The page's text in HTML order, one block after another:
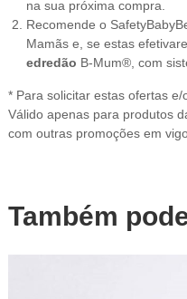
na sua próxima compra.
Recomende o
Mamãs e, se estas
edredão B-Mum®, com
* Para solicitar estas ofertas
Válido apenas para produtos
com outras promoções em
Também